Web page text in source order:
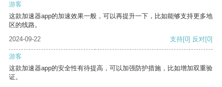
游客
这款加速器app的加速效果一般，可以再提升一下，比如能够支持更多地
区的线路。
2024-09-22
支持[0] 反对[0]
游客
这款加速器app的安全性有待提高，可以加强防护措施，比如增加双重验
证。